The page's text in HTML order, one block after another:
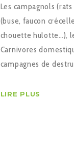
Les campagnols
(buse, faucon
chouette hulotte…),
Carnivores
campagnes de
LIRE PLUS